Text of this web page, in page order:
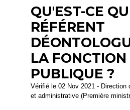
QU'EST-CE
RÉFÉRENT
LA FONCTION
PUBLIQUE ?
Vérifié le 02 Nov 2021 - Direction
et administrative (Première